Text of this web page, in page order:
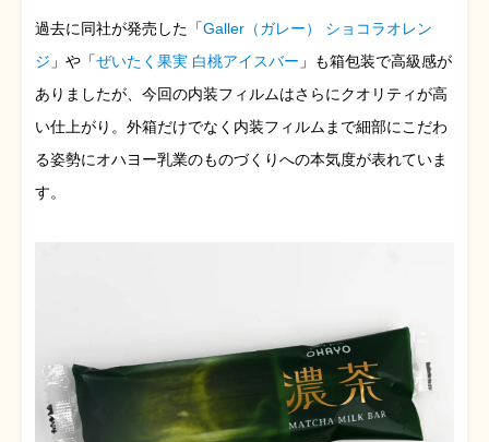
過去に同社が発売した「Galler（ガレー） ショコラオレン
ジ 」や「ぜいたく果実 白桃アイスバー 」も箱包装で高級感が
ありましたが、今回の内装フィルムはさらにクオリティが高
い仕上がり。外箱だけでなく内装フィルムまで細部にこだわ
る姿勢にオハヨー乳業のものづくりへの本気度が表れていま
す。